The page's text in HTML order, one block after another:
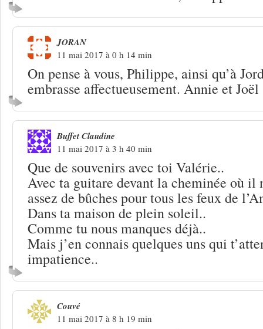
JORAN
11 mai 2017 à 0 h 14 min
On pense à vous, Philippe, ainsi qu’à
embrasse affectueusement. Annie et Joël
Buffet Claudine
11 mai 2017 à 3 h 40 min
Que de souvenirs avec toi Valérie..
Avec ta guitare devant la cheminée où il
assez de bûches pour tous les feux de
Dans ta maison de plein soleil..
Comme tu nous manques déjà..
Mais j’en connais quelques uns qui
impatience..
Couvé
11 mai 2017 à 8 h 19 min